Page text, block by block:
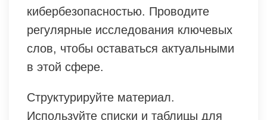
кибербезопасностью. Проводите
регулярные исследования ключевых
слов, чтобы оставаться актуальными
в этой сфере.
Структурируйте материал.
Используйте списки и таблицы для